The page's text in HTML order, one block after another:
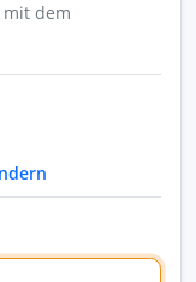
dem